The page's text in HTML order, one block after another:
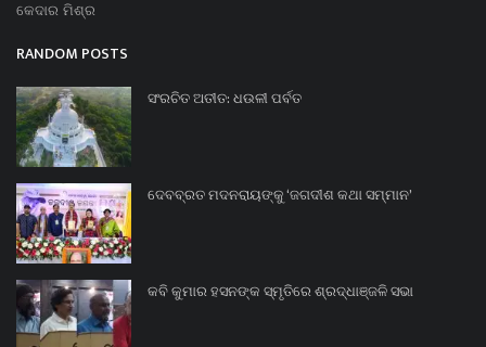
କେଦାର ମିଶ୍ର
RANDOM POSTS
ସଂରଚିତ ଅତୀତ: ଧଉଳୀ ପର୍ବତ
ଦେବବ୍ରତ ମଦନରାୟଙ୍କୁ ‘ଜଗଦୀଶ କଥା ସମ୍ମାନ’
କବି କୁମାର ହସନଙ୍କ ସ୍ମୃତିରେ ଶ୍ରଦ୍ଧାଞ୍ଜଳି ସଭା